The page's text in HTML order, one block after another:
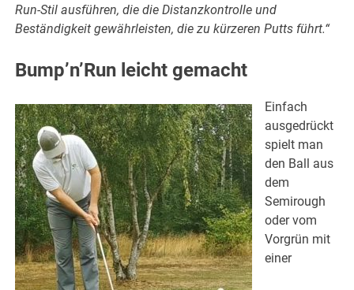
Run-Stil ausführen, die die Distanzkontrolle und
Beständigkeit gewährleisten, die zu kürzeren Putts führt.“
Bump’n’Run leicht gemacht
Einfach
ausgedrückt
spielt man
den Ball aus
dem
Semirough
oder vom
Vorgrün mit
einer